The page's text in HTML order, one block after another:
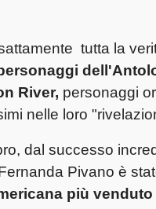
tutta la
River, personaggi
nelle loro
dal successo
Pivano è
più venduto